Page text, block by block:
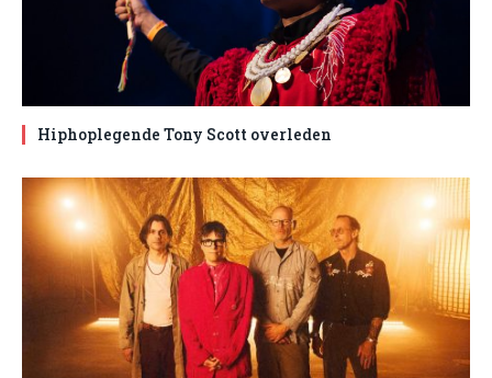
Hiphoplegende Tony Scott overleden